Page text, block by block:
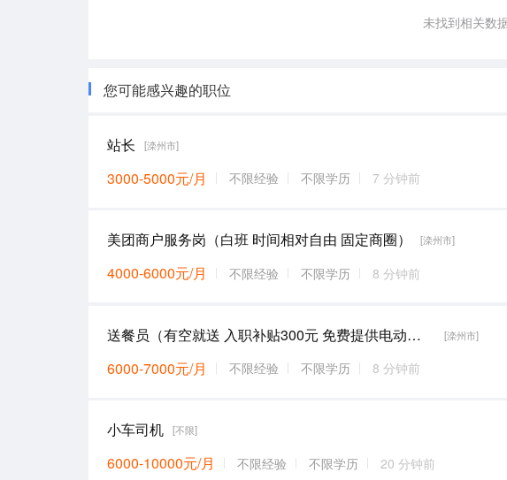
未找到相关数
您可能感兴趣的职位
站长 [滦州市]
3000-5000元/月 不限经验 不限学历 7 分钟前
美团商户服务岗（白班 时间相对自由 固定商圈） [滦州市]
4000-6000元/月 不限经验 不限学历 8 分钟前
送餐员（有空就送 入职补贴300元 免费提供电动车） [滦州市]
6000-7000元/月 不限经验 不限学历 8 分钟前
小车司机 [不限]
6000-10000元/月 不限经验 不限学历 20 分钟前